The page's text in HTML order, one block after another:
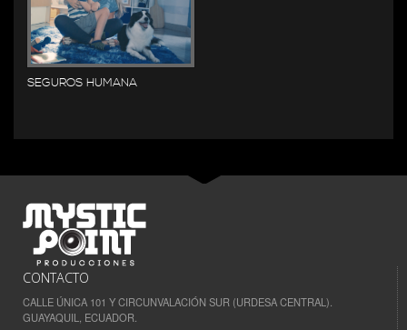
SEGUROS HUMANA
CONTACTO
CALLE ÚNICA 101 Y CIRCUNVALACIÓN SUR (URDESA CENTRAL).
GUAYAQUIL, ECUADOR.